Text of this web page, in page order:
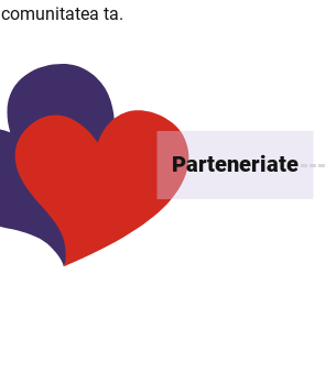
comunitatea ta.
Parteneriate